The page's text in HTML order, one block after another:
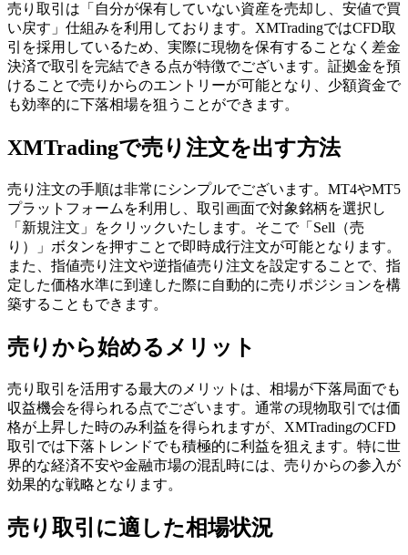
売り取引は「自分が保有していない資産を売却し、安値で買
い戻す」仕組みを利用しております。XMTradingではCFD取
引を採用しているため、実際に現物を保有することなく差金
決済で取引を完結できる点が特徴でございます。証拠金を預
けることで売りからのエントリーが可能となり、少額資金で
も効率的に下落相場を狙うことができます。
XMTradingで売り注文を出す方法
売り注文の手順は非常にシンプルでございます。MT4やMT5
プラットフォームを利用し、取引画面で対象銘柄を選択し
「新規注文」をクリックいたします。そこで「Sell（売
り）」ボタンを押すことで即時成行注文が可能となります。
また、指値売り注文や逆指値売り注文を設定することで、指
定した価格水準に到達した際に自動的に売りポジションを構
築することもできます。
売りから始めるメリット
売り取引を活用する最大のメリットは、相場が下落局面でも
収益機会を得られる点でございます。通常の現物取引では価
格が上昇した時のみ利益を得られますが、XMTradingのCFD
取引では下落トレンドでも積極的に利益を狙えます。特に世
界的な経済不安や金融市場の混乱時には、売りからの参入が
効果的な戦略となります。
売り取引に適した相場状況